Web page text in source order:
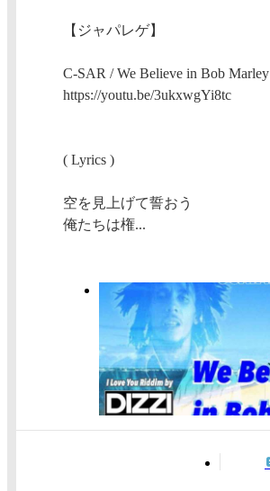
【ジャパレゲ】
C-SAR / We Believe in Bob Marley
https://youtu.be/3ukxwgYi8tc
( Lyrics )
空を見上げて誓おう
俺たちは権...